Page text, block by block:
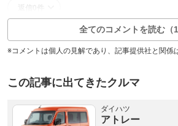
全てのコメントを読む（1
※コメントは個人の見解であり、記事提供社と関係
この記事に出てきたクルマ
ダイハツ
アトレー